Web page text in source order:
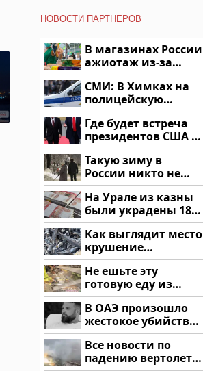
НОВОСТИ ПАРТНЕРОВ
В магазинах России
ажиотаж из-за
этого продукта: что
купить?
СМИ: В Химках на
полицейскую
машину напали и
подожгли.
Где будет встреча
президентов США и
России: Европа?
Такую зиму в
России никто не
ждал: как так?!
На Урале из казны
были украдены 18
миллионов рублей
Как выглядит место
крушение
вертолета на
Кавказе: смотреть
Не ешьте эту
готовую еду из
магазина: список
В ОАЭ произошло
жестокое убийство
криптомиллионера
Все новости по
падению вертолета